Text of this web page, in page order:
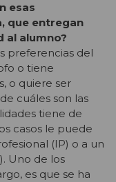
esas
que entregan
al alumno?
preferencias del
o tiene
o quiere ser
cuáles son las
tiene de
casos le puede
(IP) o a un
Uno de los
es que se ha